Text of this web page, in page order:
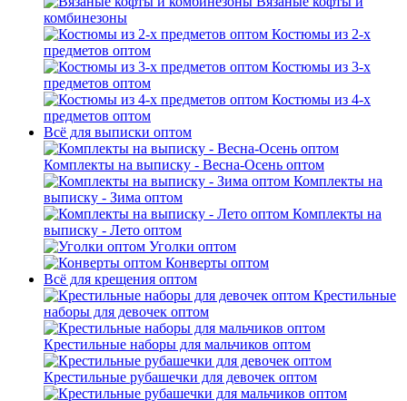
комбинезоны
Костюмы из 2-х
предметов оптом
Костюмы из 3-х
предметов оптом
Костюмы из 4-х
предметов оптом
Всё для выписки оптом
Комплекты на выписку - Весна-Осень оптом
Комплекты на
выписку - Зима оптом
Комплекты на
выписку - Лето оптом
Уголки оптом
Конверты оптом
Всё для крещения оптом
Крестильные
наборы для девочек оптом
Крестильные наборы для мальчиков оптом
Крестильные рубашечки для девочек оптом